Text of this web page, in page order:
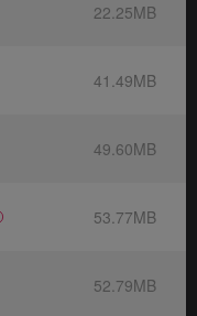
22.25MB
41.49MB
49.60MB
53.77MB
52.79MB